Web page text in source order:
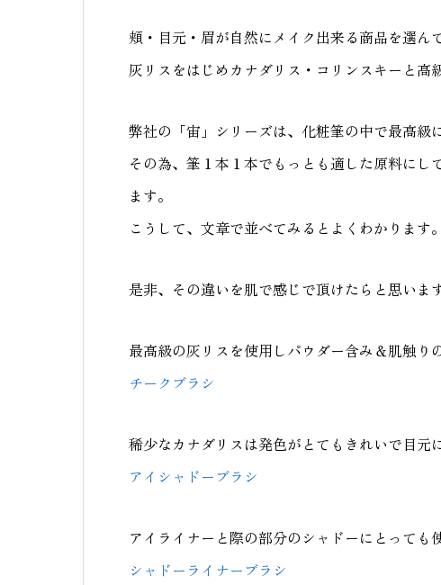
頬・目元・眉が自然にメイク出来る商品を選ん
灰リスをはじめカナダリス・コリンスキーと高
弊社の「宙」シリーズは、化粧筆の中で最高級
その為、筆１本１本でもっとも適した原料に
ます。
こうして、文章で並べてみるとよくわかります。
是非、その違いを肌で感じで頂けたらと思います
最高級の灰リスを使用しパウダー含み＆肌触り
チークブラシ
稀少なカナダリスは発色がとてもきれいで目元
アイシャドーブラシ
アイライナーと際の部分のシャドーにとっても
シャドーライナーブラシ